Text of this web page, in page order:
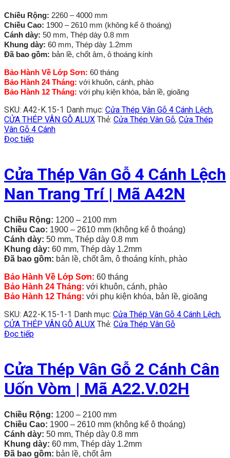
Chiều Rộng: 2260 – 4000 mm
Chiều Cao: 1900 – 2610 mm (không kể ô thoáng)
Cánh dày: 50 mm, Thép dày 0.8 mm
Khung dày: 60 mm, Thép dày 1.2mm
Đã bao gồm: bản lề, chốt âm, ô thoáng kính
Bảo Hành Về Lớp Sơn: 60 tháng
Bảo Hành 24 Tháng: với khuôn, cánh, phào
Bảo Hành 12 Tháng: với phụ kiện khóa, bản lề, gioăng
SKU: A42-K.15-1 Danh mục: Cửa Thép Vân Gỗ 4 Cánh Lệch,
CỬA THÉP VÂN GỖ ALUX Thẻ: Cửa Thép Vân Gỗ, Cửa Thép
Vân Gỗ 4 Cánh
Đọc tiếp
Cửa Thép Vân Gỗ 4 Cánh Lệch
Nan Trang Trí | Mã A42N
Chiều Rộng: 1200 – 2100 mm
Chiều Cao: 1900 – 2610 mm (không kể ô thoáng)
Cánh dày: 50 mm, Thép dày 0.8 mm
Khung dày: 60 mm, Thép dày 1.2mm
Đã bao gồm: bản lề, chốt âm, ô thoáng kính, phào
Bảo Hành Về Lớp Sơn: 60 tháng
Bảo Hành 24 Tháng: với khuôn, cánh, phào
Bảo Hành 12 Tháng: với phụ kiện khóa, bản lề, gioăng
SKU: A22-K.15-1-1 Danh mục: Cửa Thép Vân Gỗ 4 Cánh Lệch,
CỬA THÉP VÂN GỖ ALUX Thẻ: Cửa Thép Vân Gỗ
Đọc tiếp
Cửa Thép Vân Gỗ 2 Cánh Cân
Uốn Vòm | Mã A22.V.02H
Chiều Rộng: 1200 – 2100 mm
Chiều Cao: 1900 – 2610 mm (không kể ô thoáng)
Cánh dày: 50 mm, Thép dày 0.8 mm
Khung dày: 60 mm, Thép dày 1.2mm
Đã bao gồm: bản lề, chốt âm